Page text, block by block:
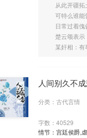
从此开疆拓土
可特么谁能
日常过着傀
楚云颂表示
某奸相：有
人间别久不
分类：古代言情
字数：40529
情节：宫廷侯爵,